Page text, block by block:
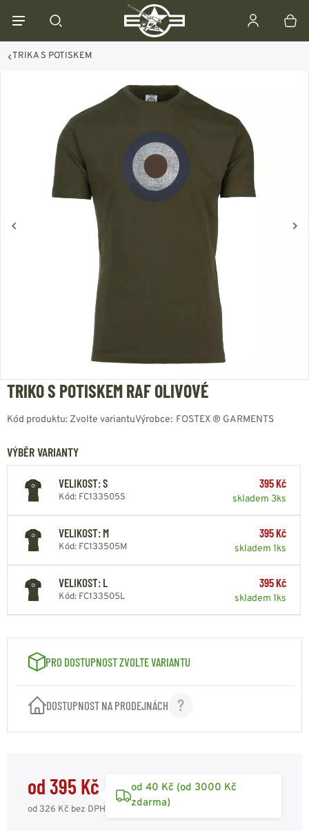
TRIKA S POTISKEM
TRIKO S POTISKEM RAF OLIVOVÉ
Kód produktu: Zvolte variantuVýrobce: FOSTEX ® GARMENTS
VÝBĚR VARIANTY
VELIKOST: S
Kód: FC133505S
395 Kč
skladem 3ks
VELIKOST: M
Kód: FC133505M
395 Kč
skladem 1ks
VELIKOST: L
Kód: FC133505L
395 Kč
skladem 1ks
VELIKOST: XXL 395 Kč
PRO DOSTUPNOST ZVOLTE VARIANTU
DOSTUPNOST NA PRODEJNÁCH
od 395 Kč
od 326 Kč bez DPH
od 40 Kč (od 3000 Kč
zdarma)